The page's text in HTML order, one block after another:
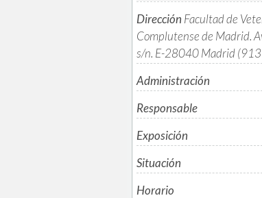
Dirección Facultad de
Complutense de Madrid.
s/n. E-28040 Madrid
Administración
Responsable
Exposición
Situación
Horario